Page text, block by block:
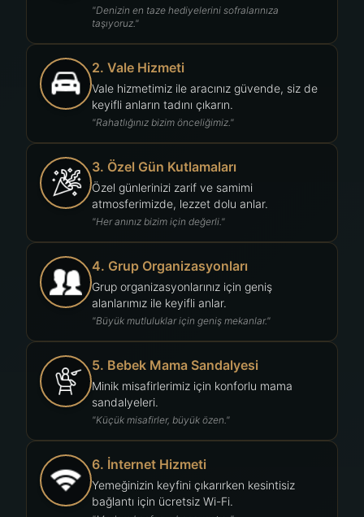
"Denizin en taze hediyelerini sofralarınıza
taşıyoruz."
2. Vale Hizmeti
Vale hizmetimiz ile aracınız güvende, siz de
keyifli anların tadını çıkarın.
"Rahatlığınız bizim önceliğimiz."
3. Özel Gün Kutlamaları
Özel günlerinizi zarif ve samimi
atmosferimizde, lezzet dolu anlar.
"Her anınız bizim için değerli."
4. Grup Organizasyonları
Grup organizasyonlarınız için geniş
alanlarımız ile keyifli anlar.
"Büyük mutluluklar için geniş mekanlar."
5. Bebek Mama Sandalyesi
Minik misafirlerimiz için konforlu mama
sandalyeleri.
"Küçük misafirler, büyük özen."
6. İnternet Hizmeti
Yemeğinizin keyfini çıkarırken kesintisiz
bağlantı için ücretsiz Wi-Fi.